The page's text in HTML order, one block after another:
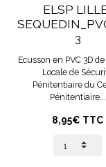
ELSP
3
Ecusson en PVC 3D
Locale de
Pénitentiaire du
Pénitentiaire...
8,95€ TTC